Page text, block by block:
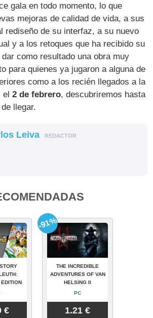
gala en todo momento, lo que
mejoras de calidad de vida, a sus
rediseño de su interfaz, a su nuevo
y a los retoques que ha recibido su
como resultado una obra muy
para quienes ya jugaron a alguna de
como a los recién llegados a la
el2 de febrero, descubriremos hasta
llegar.
Leiva REDACTOR
€
THE INCREDIBLE
ADVENTURES OF VAN
HELSING II
PC
1.21 €
-91%